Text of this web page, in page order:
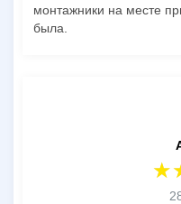
монтажники на месте
была.